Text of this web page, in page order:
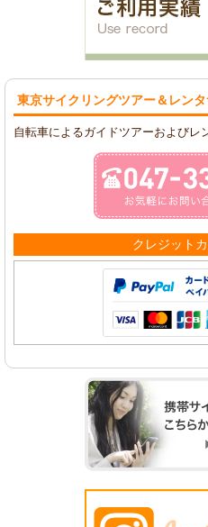
東京サイクリングツアー＆レン
自転車によるガイドツアーおよびレ
クレジット